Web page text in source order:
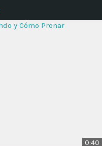
0:40